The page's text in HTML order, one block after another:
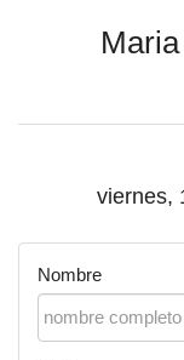
viernes,
Nombre